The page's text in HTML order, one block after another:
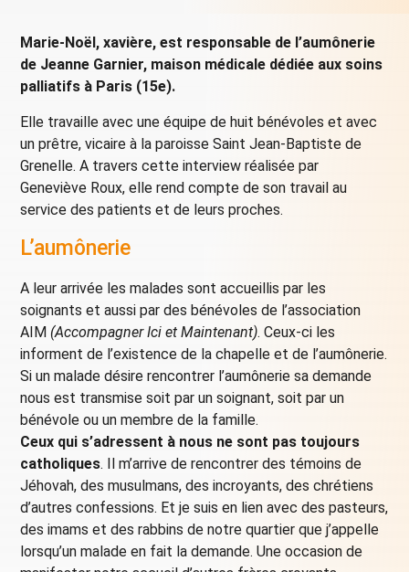
Marie-Noël, xavière, est responsable de l’aumônerie
de Jeanne Garnier, maison médicale dédiée aux soins
palliatifs à Paris (15e).
Elle travaille avec une équipe de huit bénévoles et avec
un prêtre, vicaire à la paroisse Saint Jean-Baptiste de
Grenelle. A travers cette interview réalisée par
Geneviève Roux, elle rend compte de son travail au
service des patients et de leurs proches.
L’aumônerie
A leur arrivée les malades sont accueillis par les
soignants et aussi par des bénévoles de l’association
AIM (Accompagner Ici et Maintenant). Ceux-ci les
informent de l’existence de la chapelle et de l’aumônerie.
Si un malade désire rencontrer l’aumônerie sa demande
nous est transmise soit par un soignant, soit par un
bénévole ou un membre de la famille.
Ceux qui s’adressent à nous ne sont pas toujours
catholiques. Il m’arrive de rencontrer des témoins de
Jéhovah, des musulmans, des incroyants, des chrétiens
d’autres confessions. Et je suis en lien avec des pasteurs,
des imams et des rabbins de notre quartier que j’appelle
lorsqu’un malade en fait la demande. Une occasion de